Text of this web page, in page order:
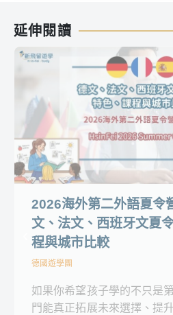
延伸閱讀
2026海外第二外語夏令
文、法文、西班牙文夏
程與城市比較
德國遊學團
如果你希望孩子學的不只是
門能真正拓展未來選擇、提